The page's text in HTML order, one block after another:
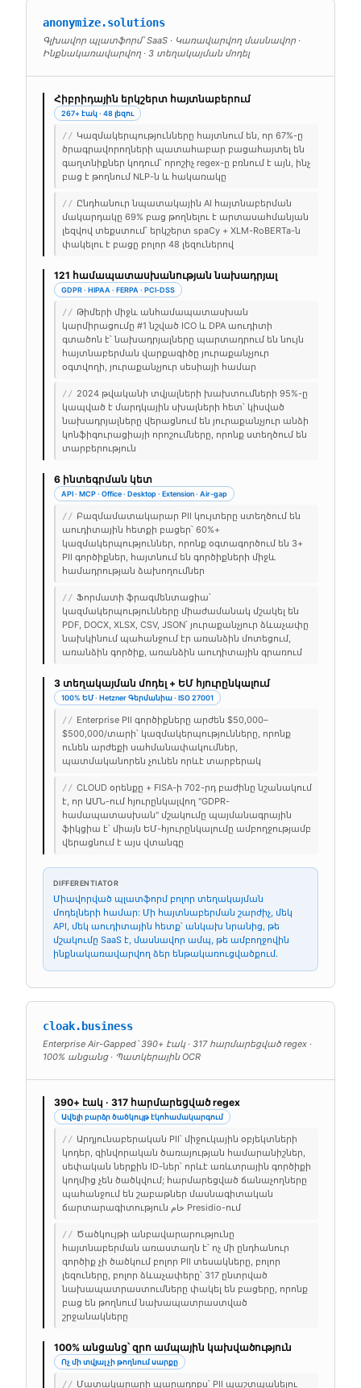
anonymize.solutions
Գլխավոր պլատֆորմ՝ SaaS · Կառավարվող մասնավոր ·
Ինքնակառավարվող · 3 տեղակայման մոդել
Հիբրիդային երկշերտ հայտնաբերում
267+ էակ · 48 լեզու
// Կազմակերպությունները հայտնում են, որ 67%-ը
ծրագրավորողների պատահաբար բացահայտել են
գաղտնիքներ կոդում՝ որոշիչ regex-ը բռնում է այն, ինչ
բաց է թողնում NLP-ն և հակառակը
// Ընդհանուր նպատակային AI հայտնաբերման
մակարդակը 69% բաց թողնելու է արտասահմանյան
լեզվով տեքստում՝ երկշերտ spaCy + XLM-RoBERTa-ն
փակելու է բացը բոլոր 48 լեզուներով
121 համապատասխանության նախադրյալ
GDPR · HIPAA · FERPA · PCI-DSS
// Թիմերի միջև անհամապատասխան
կարմիրացումը #1 նշված ICO և DPA աուդիտի
գտածոն է՝ նախադրյալները պարտադրում են նույն
հայտնաբերման վարքագիծը յուրաքանչյուր
օգտվողի, յուրաքանչյուր սեսիայի համար
// 2024 թվականի տվյալների խախտումների 95%-ը
կապված է մարդկային սխալների հետ՝ կիսված
նախադրյալները վերացնում են յուրաքանչյուր անձի
կոնֆիգուրացիայի որոշումները, որոնք ստեղծում են
տարբերություն
6 ինտեգրման կետ
API · MCP · Office · Desktop · Extension · Air-gap
// Բազմամատակարար PII կույտերը ստեղծում են
աուդիտային հետքի բացեր՝ 60%+
կազմակերպություններ, որոնք օգտագործում են 3+
PII գործիքներ, հայտնում են գործիքների միջև
համադրության ձախողումներ
// Ֆորմատի ֆրագմենտացիա՝
կազմակերպությունները միաժամանակ մշակել են
PDF, DOCX, XLSX, CSV, JSON՝ յուրաքանչյուր ձևաչափը
նախկինում պահանջում էր առանձին մոտեցում,
առանձին գործիք, առանձին աուդիտային գրառում
3 տեղակայման մոդել + ԵՄ հյուրընկալում
100% ԵՄ · Hetzner Գերմանիա · ISO 27001
// Enterprise PII գործիքները արժեն $50,000–
$500,000/տարի՝ կազմակերպությունները, որոնք
ունեն արժեքի սահմանափակումներ,
պատմականորեն չունեն որևէ տարբերակ
// CLOUD օրենքը + FISA-ի 702-րդ բաժինը նշանակում
է, որ ԱՄՆ-ում հյուրընկալվող "GDPR-
համապատասխան" մշակումը պայմանագրային
ֆիկցիա է՝ միայն ԵՄ-հյուրընկալումը ամբողջությամբ
վերացնում է այս վտանգը
DIFFERENTIATOR
Միավորված պլատֆորմ բոլոր տեղակայման
մոդելների համար: Մի հայտնաբերման շարժիչ, մեկ
API, մեկ աուդիտային հետք՝ անկախ նրանից, թե
մշակումը SaaS է, մասնավոր ամպ, թե ամբողջովին
ինքնակառավարվող ձեր ենթակառուցվածքում.
cloak.business
Enterprise Air-Gapped՝ 390+ էակ · 317 հարմարեցված regex ·
100% անցանց · Պատկերային OCR
390+ էակ · 317 հարմարեցված regex
Ավելի բարձր ծածկույթ էկոհամակարգում
// Արդյունաբերական PII՝ միջուկային օբյեկտների
կոդեր, զինվորական ծառայության համարանիշներ,
սեփական ներքին ID-ներ՝ որևէ առևտրային գործիքի
կողմից չեն ծածկվում; հարմարեցված ճանաչողները
պահանջում են շաբաթներ մասնագիտական
ճարտարագիտություն خام Presidio-ում
// Ծածկույթի անբավարարությունը
հայտնաբերման առաստաղն է՝ ոչ մի ընդհանուր
գործիք չի ծածկում բոլոր PII տեսակները, բոլոր
լեզուները, բոլոր ձևաչափերը՝ 317 ընտրված
նախապատրաստումները փակել են բացերը, որոնք
բաց են թողնում նախապատրաստված
շրջանակները
100% անցանց՝ զրո ամպային կախվածություն
Ոչ մի տվյալ չի թողնում սարքը
// Մատակարարի պարադոքս՝ PII պաշտպանելու